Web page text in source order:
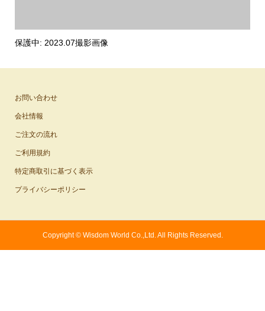
保護中: 2023.07撮影画像
お問い合わせ
会社情報
ご注文の流れ
ご利用規約
特定商取引に基づく表示
プライバシーポリシー
Copyright ©Wisdom World Co.,Ltd. All Rights Reserved.